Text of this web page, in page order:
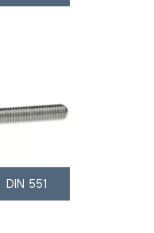
DIN 551